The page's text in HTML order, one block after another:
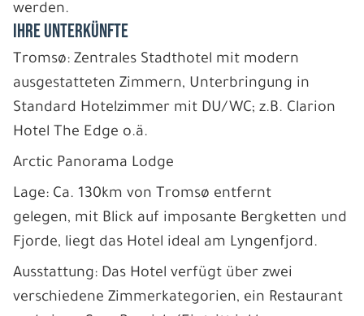
werden.
IHRE UNTERKÜNFTE
Tromsø: Zentrales Stadthotel mit modern
ausgestatteten Zimmern, Unterbringung in
Standard Hotelzimmer mit DU/WC; z.B. Clarion
Hotel The Edge o.ä.
Arctic Panorama Lodge
Lage: Ca. 130km von Tromsø entfernt
gelegen, mit Blick auf imposante Bergketten und
Fjorde, liegt das Hotel ideal am Lyngenfjord.
Ausstattung: Das Hotel verfügt über zwei
verschiedene Zimmerkategorien, ein Restaurant